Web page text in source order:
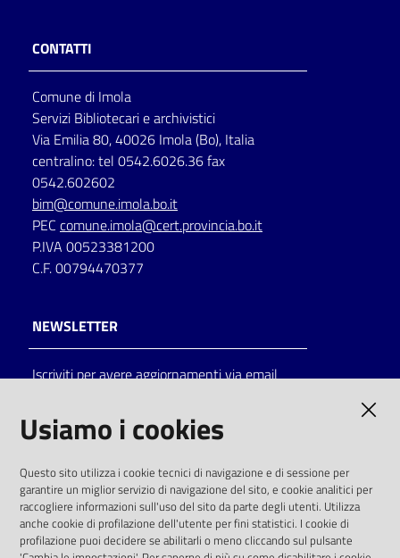
CONTATTI
Comune di Imola
Servizi Bibliotecari e archivistici
Via Emilia 80, 40026 Imola (Bo), Italia
centralino: tel 0542.6026.36 fax
0542.602602
bim@comune.imola.bo.it
PEC comune.imola@cert.provincia.bo.it
P.IVA 00523381200
C.F. 00794470377
NEWSLETTER
Iscriviti per avere aggiornamenti via email
solo alle condizioni previste dalla direttiva
comunitaria 2003/98/CE e dal d.lgs. 36/2006
SOCIAL
Usiamo i cookies
Questo sito utilizza i cookie tecnici di navigazione e di sessione per
garantire un miglior servizio di navigazione del sito, e cookie analitici per
raccogliere informazioni sull'uso del sito da parte degli utenti. Utilizza
anche cookie di profilazione dell'utente per fini statistici. I cookie di
profilazione puoi decidere se abilitarli o meno cliccando sul pulsante